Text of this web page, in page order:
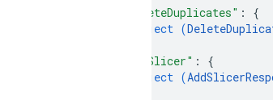
"deleteDuplicates" : {
object (
"addSlicer" : {
object (